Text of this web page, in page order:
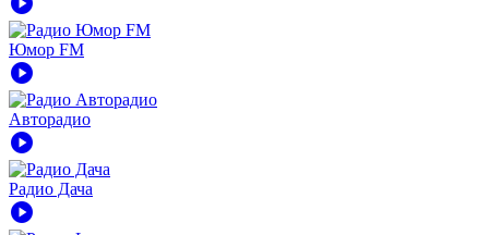
Юмор FM
play_circle
Авторадио
play_circle
Радио Дача
play_circle